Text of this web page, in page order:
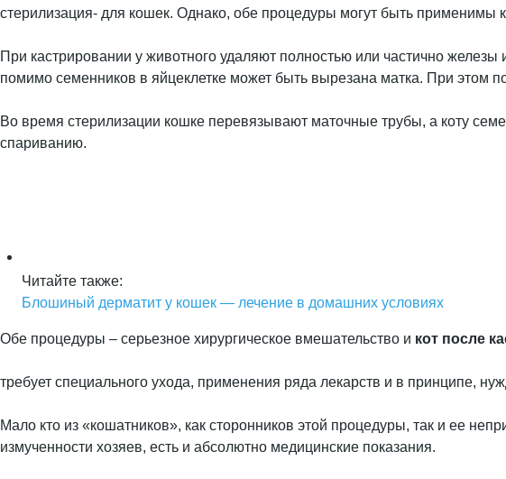
стерилизация- для кошек. Однако, обе процедуры могут быть применимы
При кастрировании у животного удаляют полностью или частично
помимо семенников в яйцеклетке может быть вырезана матка. При этом
Во время стерилизации кошке перевязывают маточные трубы, а коту
спариванию.
Читайте также:
Блошиный дерматит у кошек — лечение в домашних условиях
Обе процедуры – серьезное хирургическое вмешательство и кот после
требует специального ухода, применения ряда лекарств и в принципе,
Мало кто из «кошатников», как сторонников этой процедуры, так и ее
измученности хозяев, есть и абсолютно медицинские показания.